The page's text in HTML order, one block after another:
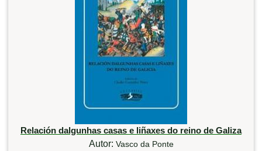
Relación dalgunhas casas e liñaxes do reino de Galiza
Autor: Vasco da Ponte